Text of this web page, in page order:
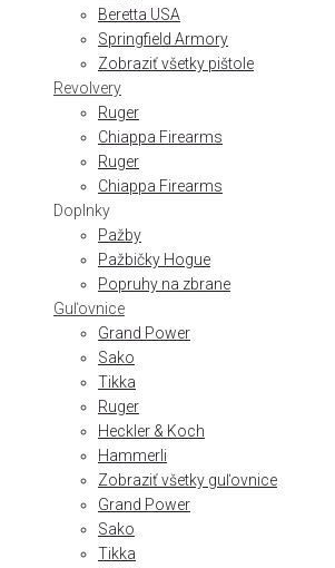
Beretta USA
Springfield Armory
Zobraziť všetky pištole
Revolvery
Ruger
Chiappa Firearms
Ruger
Chiappa Firearms
Doplnky
Pažby
Pažbičky Hogue
Popruhy na zbrane
Guľovnice
Grand Power
Sako
Tikka
Ruger
Heckler & Koch
Hammerli
Zobraziť všetky guľovnice
Grand Power
Sako
Tikka